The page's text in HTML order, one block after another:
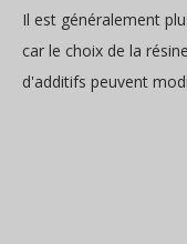
Il est généralement
car le choix de la
d'additifs peuvent